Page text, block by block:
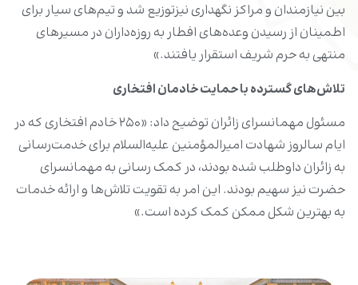
بین نیازمندان و مراکز نگهداری نیزتوزیع شد و تیم‌های سیار برای
اطمینان از رسیدن وعده‌های افطار به روزه‌داران در مسیرهای
منتهی به حرم شریف استقرار یافتند.»
تلاش‌های گسترده با حمایت خادمان افتخاری
مسئول مهمانسرای زائران توضیح داد: «۲۵۰ خادم افتخاری که در
ایام سالروز شهادت امیرالمؤمنین علیه‌السلام برای خدمت‌رسانی
به زائران داوطلب شده بودند، در کمک رسانی به مهمانسرای
حضرت نیز سهیم بودند. این امر به تقویت تلاش‌ها و ارائه خدمات
به بهترین شکل ممکن کمک کرده است.»